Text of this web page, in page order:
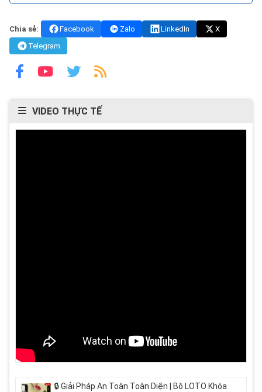
Chia sẻ: Facebook Zalo LinkedIn
X
Telegram
VIDEO THỰC TẾ
🔒 Giải Pháp An Toàn Toàn Diện | Bộ LOTO Khóa